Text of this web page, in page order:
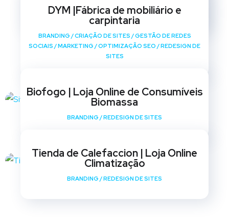
SITES
DYM |Fábrica de mobiliário e
carpintaria
BRANDING /CRIAÇÃO DE SITES /GESTÃO DE REDES
SOCIAIS /MARKETING /OPTIMIZAÇÃO SEO /REDESIGN DE
SITES
Biofogo | Loja Online de Consumíveis
Biomassa
BRANDING /REDESIGN DE SITES
Tienda de Calefaccion | Loja Online
Climatização
BRANDING /REDESIGN DE SITES